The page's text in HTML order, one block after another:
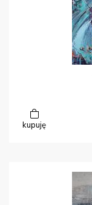
kupuję